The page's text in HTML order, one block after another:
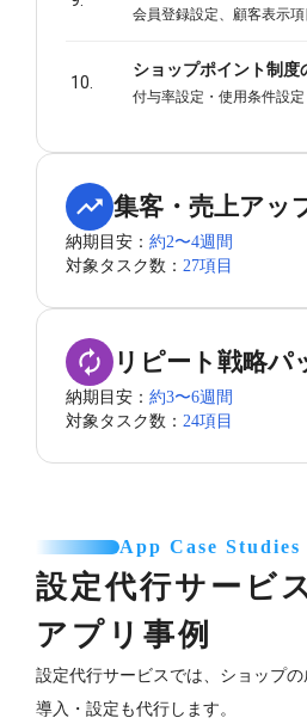
会員登録設定、顧客表示項
10.
ショップポイント制度
付与率設定・使用条件設定
集客・売上アッ
納期目安：約2〜4週間
対象タスク数： 27項目
リピート戦略パ
納期目安：約3〜6週間
対象タスク数： 24項目
App Case Studies
設定代行サービ
アプリ事例
設定代行サービスでは、ショップ
導入・設定も代行します。